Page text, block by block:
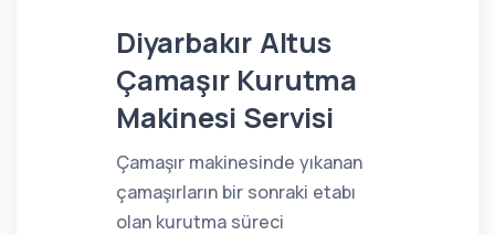
Diyarbakır Altus
Çamaşır Kurutma
Makinesi Servisi
Çamaşır makinesinde yıkanan
çamaşırların bir sonraki etabı
olan kurutma süreci